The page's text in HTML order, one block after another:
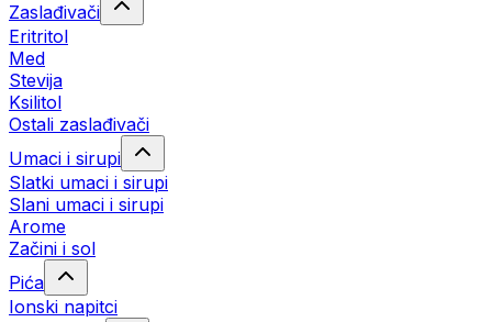
Zaslađivači
Eritritol
Med
Stevija
Ksilitol
Ostali zaslađivači
Umaci i sirupi
Slatki umaci i sirupi
Slani umaci i sirupi
Arome
Začini i sol
Pića
Ionski napitci